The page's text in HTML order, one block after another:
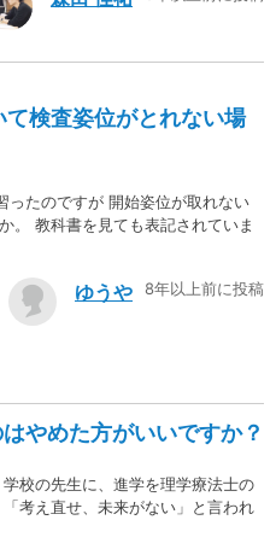
検査姿位がとれない場
たのですが 開始姿位が取れない
。 教科書を見ても表記されていま
8年以上前に投稿
ゆうや
やめた方がいいですか？
校の先生に、進学を理学療法士の
考え直せ、未来がない」と言われ